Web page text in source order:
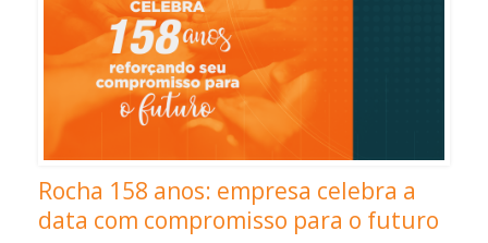
Rocha 158 anos: empresa celebra a
data com compromisso para o futuro